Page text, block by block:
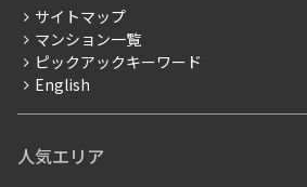
賃料改定
フリーレント
ペット可
ブランドマンション
サイトマップ
マンション一覧
ピックアックキーワード
English
人気エリア